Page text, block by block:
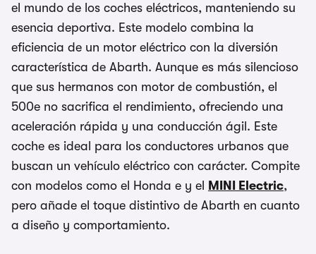
el mundo de los coches eléctricos, manteniendo su
esencia deportiva. Este modelo combina la
eficiencia de un motor eléctrico con la diversión
característica de Abarth. Aunque es más silencioso
que sus hermanos con motor de combustión, el
500e no sacrifica el rendimiento, ofreciendo una
aceleración rápida y una conducción ágil. Este
coche es ideal para los conductores urbanos que
buscan un vehículo eléctrico con carácter. Compite
con modelos como el Honda e y el
MINI Electric,
pero añade el toque distintivo de Abarth en cuanto
a diseño y comportamiento.